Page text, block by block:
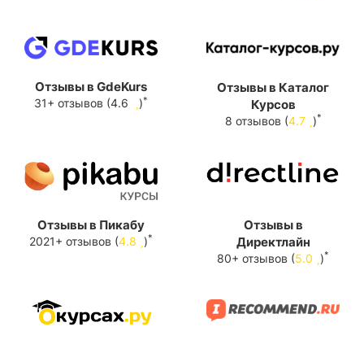
Отзывы в GdeKurs
31+ отзывов (4.6 )*
Отзывы в Каталог
Курсов
8 отзывов (4.7 )*
Отзывы в Пикабу
2021+ отзывов (4.8 )*
Отзывы в
Директлайн
80+ отзывов (5.0 )*